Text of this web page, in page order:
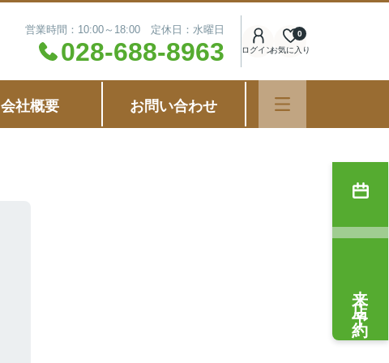
営業時間：10:00～18:00 定休日：水曜日
028-688-8963 ログインお気に入り
0
会社概要 お問い合わせ
来店予約